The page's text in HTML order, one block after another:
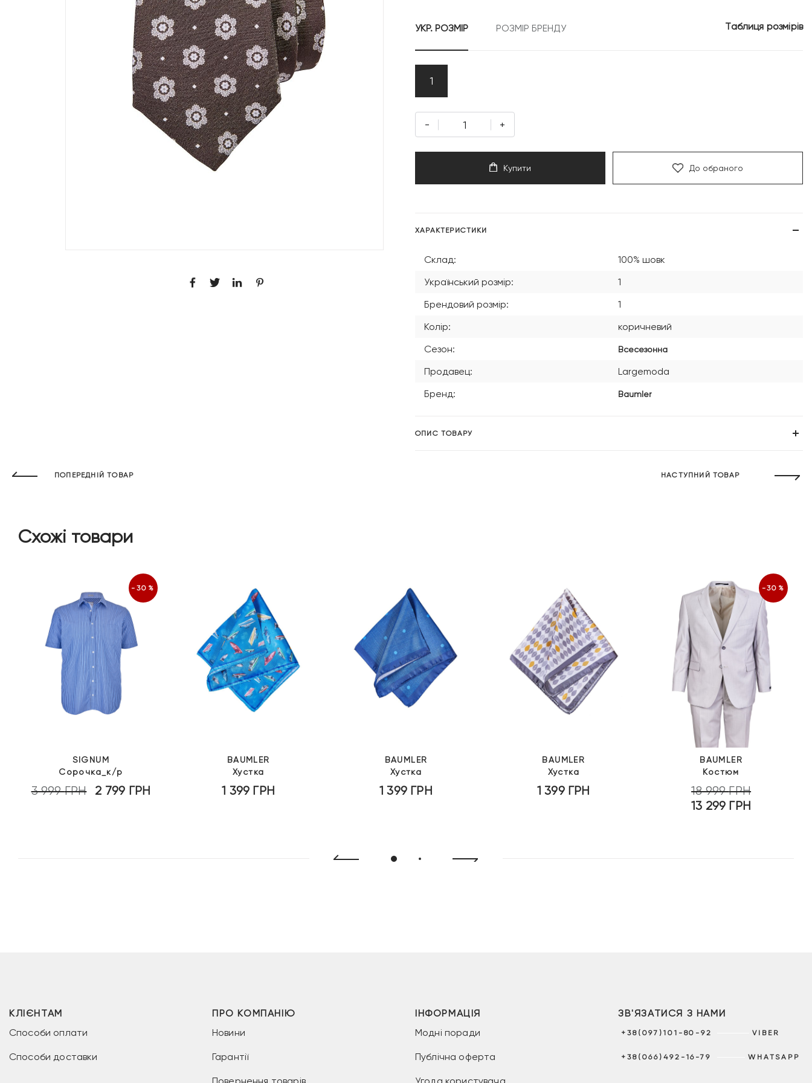
УКР. РОЗМІР РОЗМІР БРЕНДУ Таблиця розмірів
1
- +
Купити До обраного
ХАРАКТЕРИСТИКИ
Склад:
100% шовк
Український розмір:
1
Брендовий розмір:
1
Колір:
коричневий
Сезон:
Всесезонна
Продавец:
Largemoda
Бренд:
Baumler
ОПИС ТОВАРУ
ПОПЕРЕДНІЙ ТОВАР НАСТУПНИЙ ТОВАР
Схожі товари
-30%
SIGNUM
Сорочка_к/р
3 999ГРН
Оригінальна
2 799 ГРН
BAUMLER
Хустка
1 399 ГРН
BAUMLER
Хустка
1 399 ГРН
BAUMLER
Хустка
1 399 ГРН
-30%
BAUMLER
Костюм
18 999ГРН
Оригінальна
13 299 ГРН
КЛІЄНТАМ
Способи оплати
Способи доставки
ПРО КОМПАНІЮ
Новини
Гарантії
ІНФОРМАЦІЯ
Модні поради
Публічна оферта
ЗВ'ЯЗАТИСЯ З НАМИ
+38(097)101-80-92 VIBER
+38(066)492-16-79 WHATSAPP